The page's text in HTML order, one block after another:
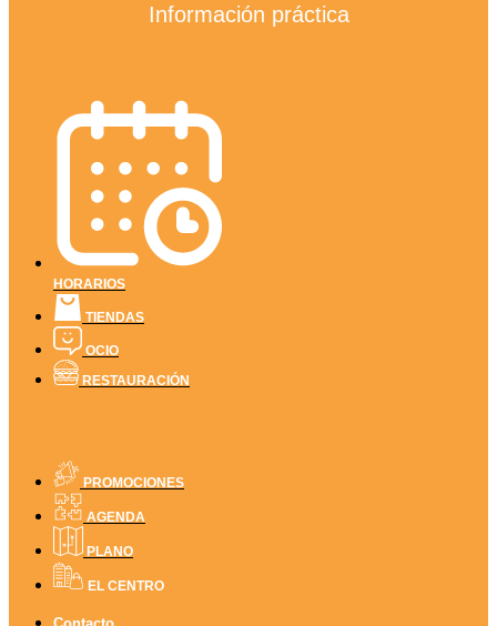
Información práctica
HORARIOS
TIENDAS
OCIO
RESTAURACIÓN
PROMOCIONES
AGENDA
PLANO
EL CENTRO